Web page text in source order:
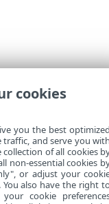
cookies
you the best
traffic, and serve you
collection of all cookies
non-essential cookies
or adjust your
also have the right
cookie